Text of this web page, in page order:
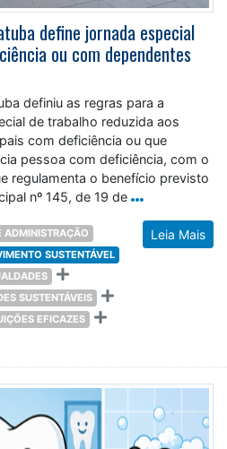
define jornada especial
ou com dependentes
definiu as regras para a
de trabalho reduzida aos
com deficiência ou que
pessoa com deficiência, com o
regulamenta o benefício previsto
nº 145, de 19 de
Leia Mais
ADMINISTRAÇÃO
SUSTENTÁVEL
SUSTENTÁVEIS
EFICAZES